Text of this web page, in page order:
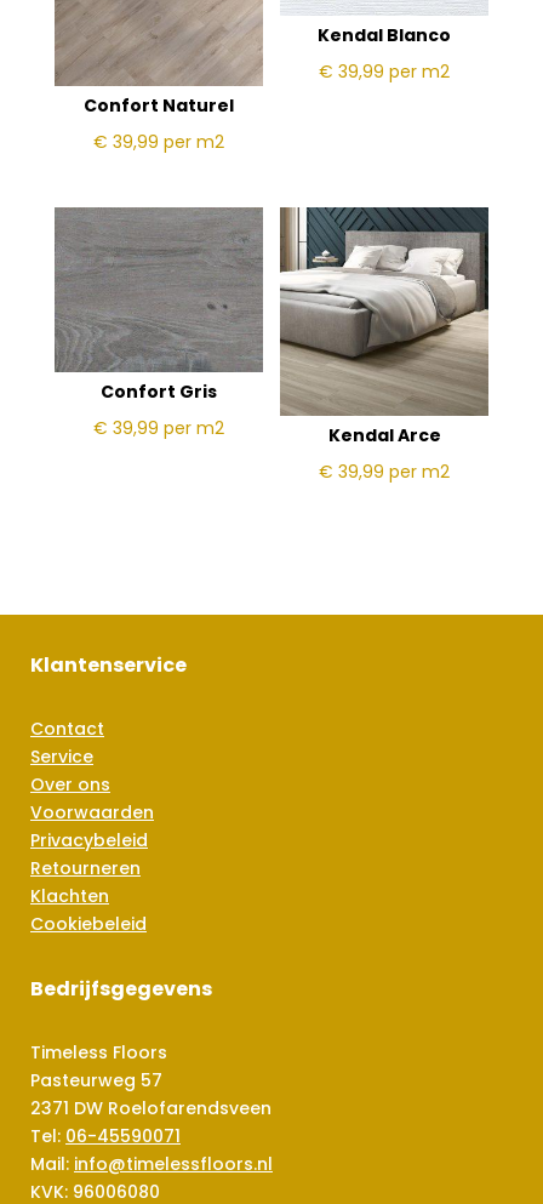
Confort Naturel
€ 39,99 per m2
Kendal Blanco
€ 39,99per m2
Confort Gris
€ 39,99 per m2
Kendal Arce
€ 39,99per m2
Klantenservice
Contact
Service
Over ons
Voorwaarden
Privacybeleid
Retourneren
Klachten
Cookiebeleid
Bedrijfsgegevens
Timeless Floors
Pasteurweg 57
2371 DW Roelofarendsveen
Tel: 06-45590071
Mail: info@timelessfloors.nl
KVK: 96006080